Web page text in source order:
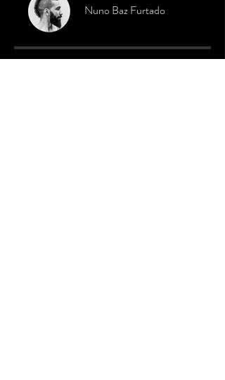
Nuno Baz Furtado